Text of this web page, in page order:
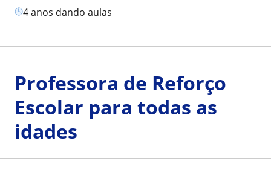
4 anos dando aulas
Professora de Reforço
Escolar para todas as
idades